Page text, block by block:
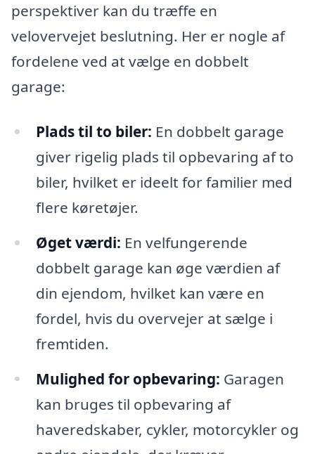
perspektiver kan du træffe en
velovervejet beslutning. Her er nogle af
fordelene ved at vælge en dobbelt
garage:
Plads til to biler: En dobbelt garage
giver rigelig plads til opbevaring af to
biler, hvilket er ideelt for familier med
flere køretøjer.
Øget værdi: En velfungerende
dobbelt garage kan øge værdien af
din ejendom, hvilket kan være en
fordel, hvis du overvejer at sælge i
fremtiden.
Mulighed for opbevaring: Garagen
kan bruges til opbevaring af
haveredskaber, cykler, motorcykler og